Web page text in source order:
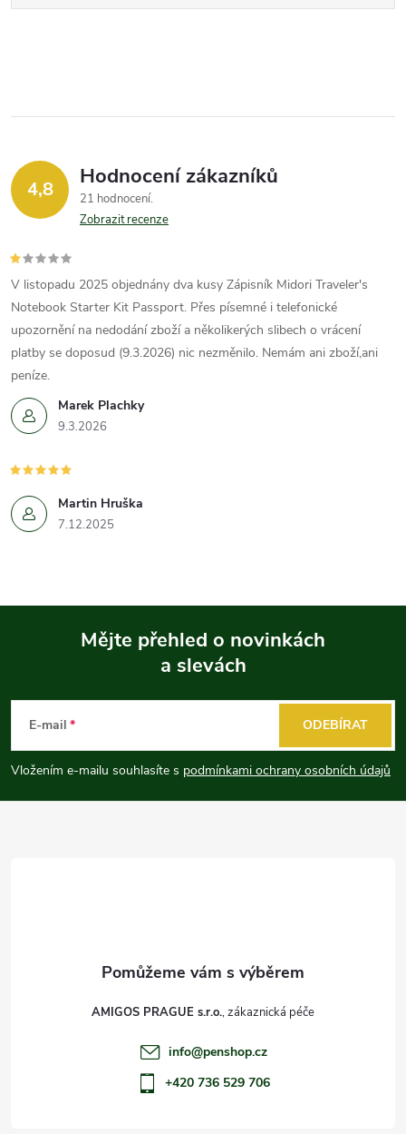
4,8 Hodnocení zákazníků
21 hodnocení
Zobrazit recenze
Marek Plachky
9.3.2026
V listopadu 2025 objednány dva kusy Zápisník Midori Traveler's
Notebook Starter Kit Passport. Přes písemné i telefonické
upozornění na nedodání zboží a několikerých slibech o vrácení
platby se doposud (9.3.2026) nic nezměnilo. Nemám ani zboží,ani
peníze.
Martin Hruška
7.12.2025
p
a
Mějte přehled o novinkách
a slevách
E-mail
Vložením e-mailu souhlasíte s podmínkami ochrany osobních údajů
ODEBÍRAT
AMIGOS PRAGUE s.r.o.
info@penshop.cz
+420 736 529 706